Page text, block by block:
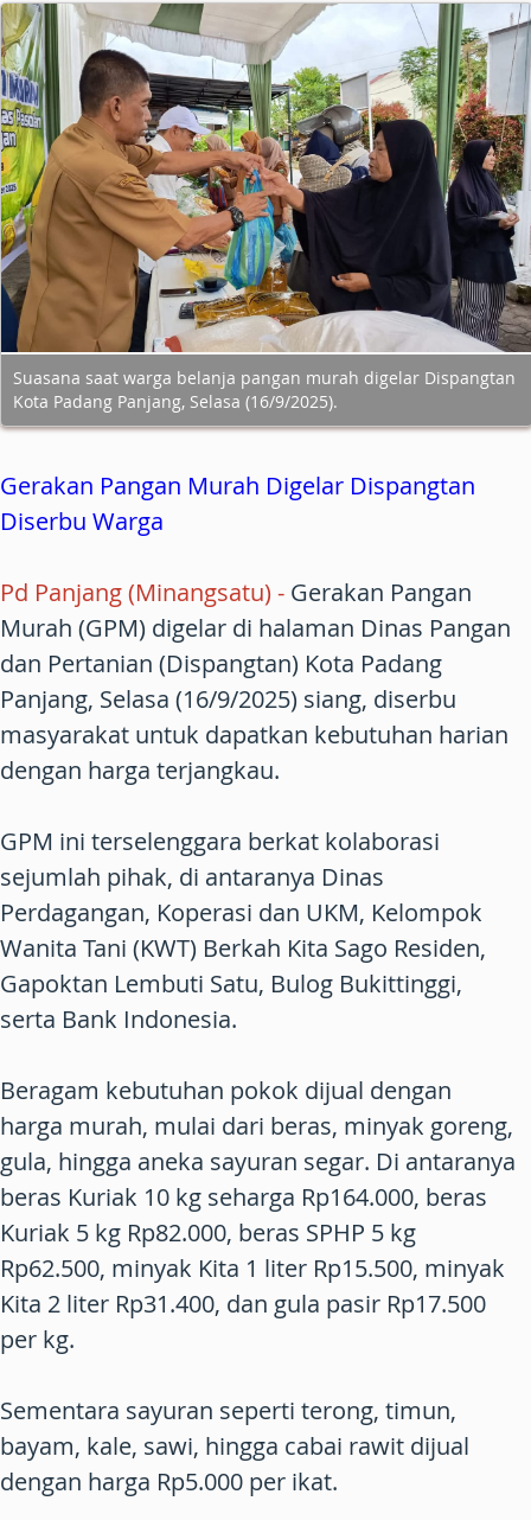
Suasana saat warga belanja pangan murah digelar Dispangtan
Kota Padang Panjang, Selasa (16/9/2025).
Gerakan Pangan Murah Digelar Dispangtan
Diserbu Warga
Pd Panjang (Minangsatu) - Gerakan Pangan
Murah (GPM) digelar di halaman Dinas Pangan
dan Pertanian (Dispangtan) Kota Padang
Panjang, Selasa (16/9/2025) siang, diserbu
masyarakat untuk dapatkan kebutuhan harian
dengan harga terjangkau.
GPM ini terselenggara berkat kolaborasi
sejumlah pihak, di antaranya Dinas
Perdagangan, Koperasi dan UKM, Kelompok
Wanita Tani (KWT) Berkah Kita Sago Residen,
Gapoktan Lembuti Satu, Bulog Bukittinggi,
serta Bank Indonesia.
Beragam kebutuhan pokok dijual dengan
harga murah, mulai dari beras, minyak goreng,
gula, hingga aneka sayuran segar. Di antaranya
beras Kuriak 10 kg seharga Rp164.000, beras
Kuriak 5 kg Rp82.000, beras SPHP 5 kg
Rp62.500, minyak Kita 1 liter Rp15.500, minyak
Kita 2 liter Rp31.400, dan gula pasir Rp17.500
per kg.
Sementara sayuran seperti terong, timun,
bayam, kale, sawi, hingga cabai rawit dijual
dengan harga Rp5.000 per ikat.